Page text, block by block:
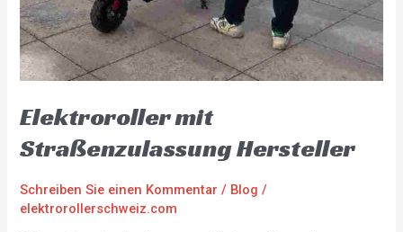
Elektroroller mit
Straßenzulassung Hersteller
Schreiben Sie einen Kommentar / Blog /
elektrorollerschweiz.com